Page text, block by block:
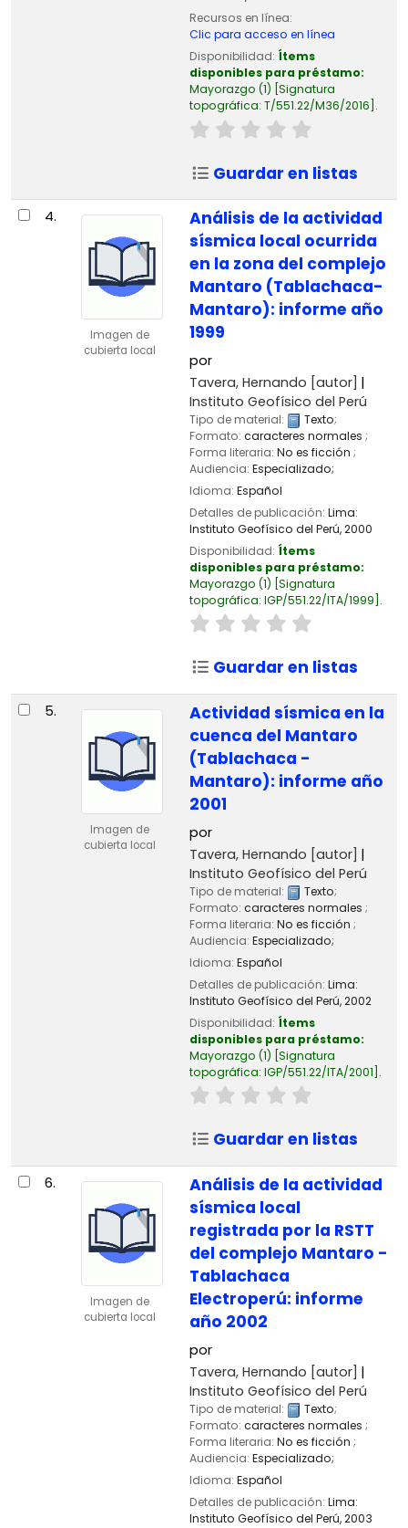
Recursos en línea:
Clic para acceso en línea
Disponibilidad: Ítems
disponibles para préstamo:
Mayorazgo (1) Signatura
topográfica: T/551.22/M36/2016 .
Guardar en listas
4.
Imagen de
cubierta local
Análisis de la actividad
sísmica local ocurrida
en la zona del complejo
Mantaro (Tablachaca-
Mantaro): informe año
1999
por
Tavera, Hernando [autor]
Instituto Geofísico del Perú
Tipo de material: Texto;
Formato: caracteres normales ;
Forma literaria: No es ficción ;
Audiencia: Especializado;
Idioma: Español
Detalles de publicación: Lima:
Instituto Geofísico del Perú,2000
Disponibilidad: Ítems
disponibles para préstamo:
Mayorazgo (1) Signatura
topográfica: IGP/551.22/ITA/1999 .
Guardar en listas
5.
Imagen de
cubierta local
Actividad sísmica en la
cuenca del Mantaro
(Tablachaca -
Mantaro): informe año
2001
por
Tavera, Hernando [autor]
Instituto Geofísico del Perú
Tipo de material: Texto;
Formato: caracteres normales ;
Forma literaria: No es ficción ;
Audiencia: Especializado;
Idioma: Español
Detalles de publicación: Lima:
Instituto Geofísico del Perú,2002
Disponibilidad: Ítems
disponibles para préstamo:
Mayorazgo (1) Signatura
topográfica: IGP/551.22/ITA/2001 .
Guardar en listas
6.
Imagen de
cubierta local
Análisis de la actividad
sísmica local
registrada por la RSTT
del complejo Mantaro -
Tablachaca
Electroperú: informe
año 2002
por
Tavera, Hernando [autor]
Instituto Geofísico del Perú
Tipo de material: Texto;
Formato: caracteres normales ;
Forma literaria: No es ficción ;
Audiencia: Especializado;
Idioma: Español
Detalles de publicación: Lima:
Instituto Geofísico del Perú,2003